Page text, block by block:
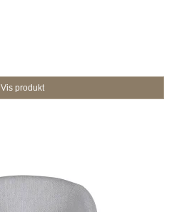
Vis produkt